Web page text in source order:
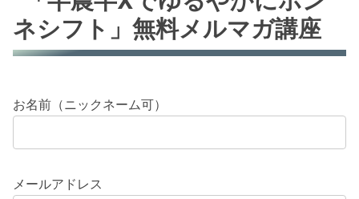
ネシフト」無料メルマガ講座
お名前（ニックネーム可）
メールアドレス